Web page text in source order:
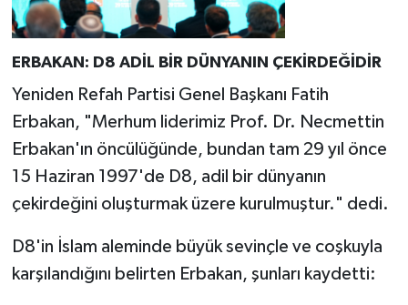
ERBAKAN: D8 ADİL BİR DÜNYANIN ÇEKİRDEĞİDİR
Yeniden Refah Partisi Genel Başkanı Fatih
Erbakan, "Merhum liderimiz Prof. Dr. Necmettin
Erbakan'ın öncülüğünde, bundan tam 29 yıl önce
15 Haziran 1997'de D8, adil bir dünyanın
çekirdeğini oluşturmak üzere kurulmuştur." dedi.
D8'in İslam aleminde büyük sevinçle ve coşkuyla
karşılandığını belirten Erbakan, şunları kaydetti: